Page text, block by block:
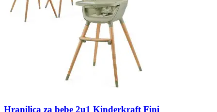
Hranilica za bebe 2u1 Kinderkraft Fini